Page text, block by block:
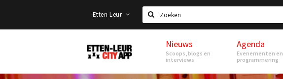
Etten-Leur
Zoeken
Etten-
Leur
Nieuws
Scoops, blogs en
interviews
Agenda
Evenementen en
programmering